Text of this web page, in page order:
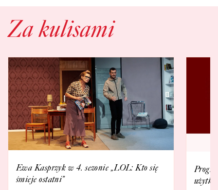
Za kulisami
Ewa Kasprzyk w 4. sezonie „LOL: Kto się
śmieje ostatni”